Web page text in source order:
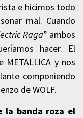
e hicimos todo
mal. Cuando
Raga” ambos
hacer. El
y nos
componiendo
de WOLF.
la banda roza el